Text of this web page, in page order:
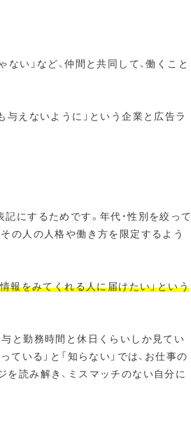
い」など、仲間と共同して、働くこと
与えないように」という企業と広告ラ
にするためです。年代・性別を絞って
の人の人格や働き方を限定するよう
報をみてくれる人に届けたい」という
と勤務時間と休日くらいしか見てい
ている」と「知らない」では、お仕事の
読み解き、ミスマッチのない自分に